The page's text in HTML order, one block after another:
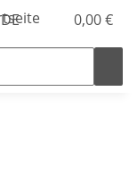
DE 0,00 €